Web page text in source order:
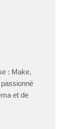
: Make,
et de